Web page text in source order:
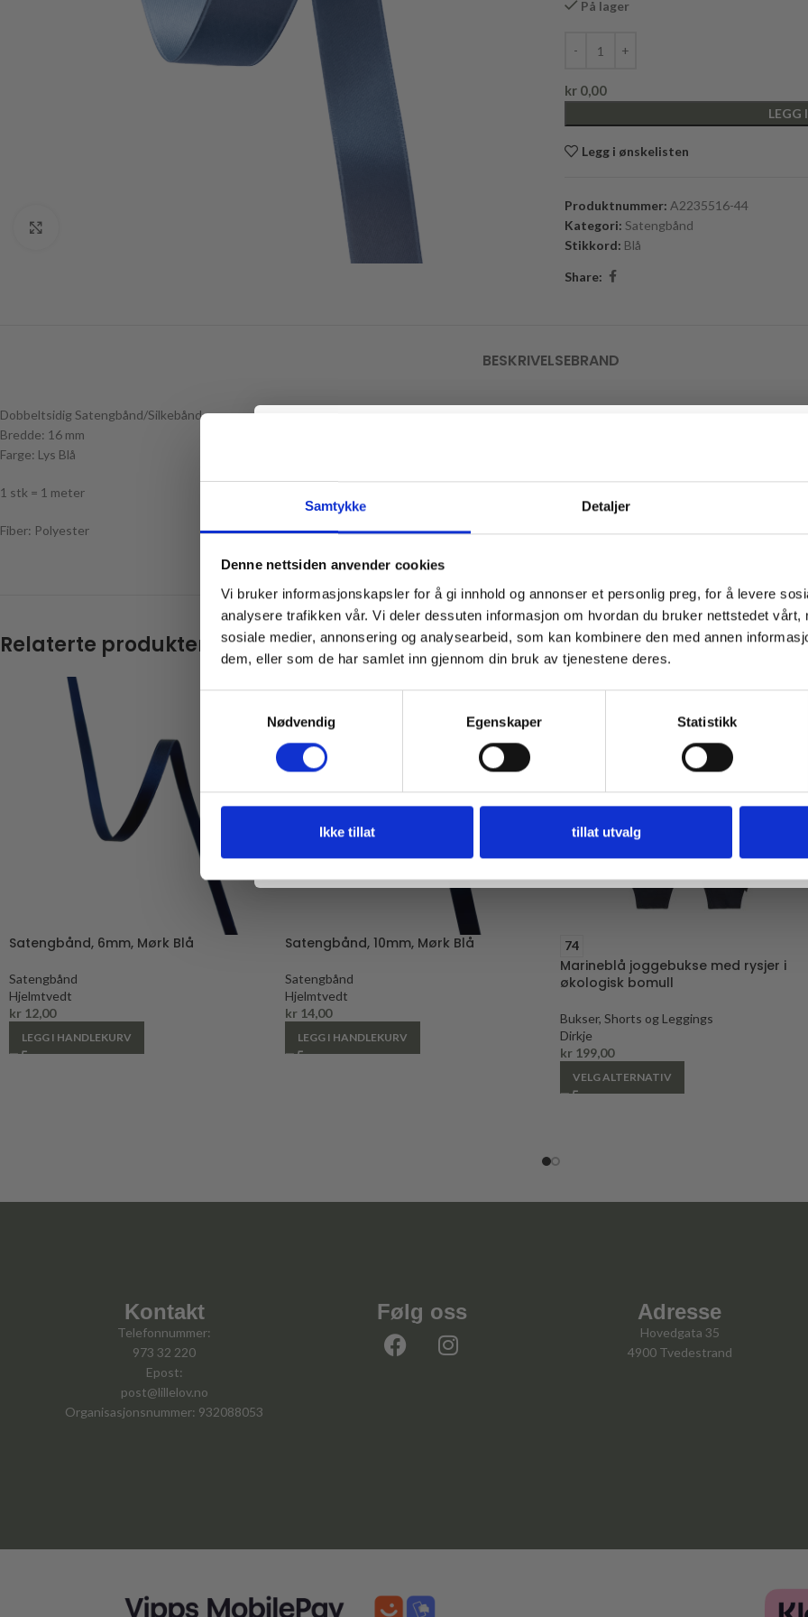
Samtykke Detaljer
Denne nettsiden anvender cookies
Vi bruker informasjonskapsler for å gi innhold og annonser et personlig preg, for å levere
analysere trafikken vår. Vi deler dessuten informasjon om hvordan du bruker nettstedet vårt,
sosiale medier, annonsering og analysearbeid, som kan kombinere den med annen
dem, eller som de har samlet inn gjennom din bruk av tjenestene deres.
Nødvendig
Egenskaper Statistikk
Ikke tillat tillat utvalg
På lager
kr0,00
LEGG
Legg i ønskelisten
Produktnummer: A2235516-44
Kategori: Satengbånd
Stikkord: Blå
Share:
BESKRIVELSEBRAND
Dobbeltsidig Satengbånd/Silkebånd
Bredde: 16 mm
Farge: Lys Blå
1 stk = 1 meter
Fiber: Polyester
Relaterte produkter
Satengbånd, 6mm, Mørk Blå
Satengbånd
Hjelmtvedt
kr 12,00
LEGG I HANDLEKURV
Satengbånd, 10mm, Mørk Blå
Satengbånd
Hjelmtvedt
kr14,00
LEGG I HANDLEKURV
74
Marineblå joggebukse med rysjer i
økologisk bomull
Bukser, Shorts og Leggings
Dirkje
kr 199,00
VELG ALTERNATIV
Kontakt
Telefonnummer:
973 32 220
Epost:
post@lillelov.no
Organisasjonsnummer: 932088053
Følg oss Adresse
Hovedgata 35
4900 Tvedestrand
10% rabatt
Ja? Legg igjen eposten din her:
Email
* Gjelder ikke produkter på tilbud